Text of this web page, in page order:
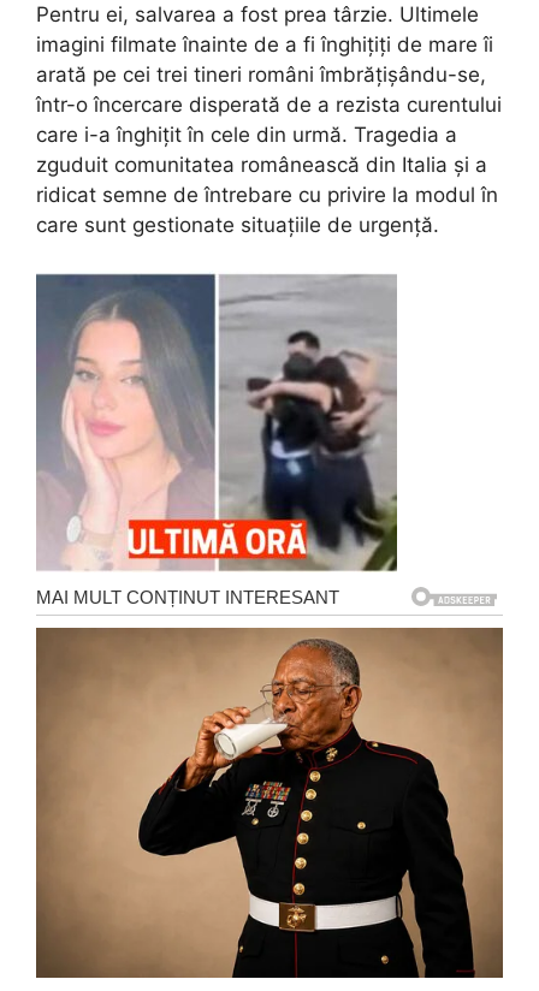
Pentru ei, salvarea a fost prea târzie. Ultimele
imagini filmate înainte de a fi înghițiți de mare îi
arată pe cei trei tineri români îmbrățișându-se,
într-o încercare disperată de a rezista curentului
care i-a înghițit în cele din urmă. Tragedia a
zguduit comunitatea românească din Italia și a
ridicat semne de întrebare cu privire la modul în
care sunt gestionate situațiile de urgență.